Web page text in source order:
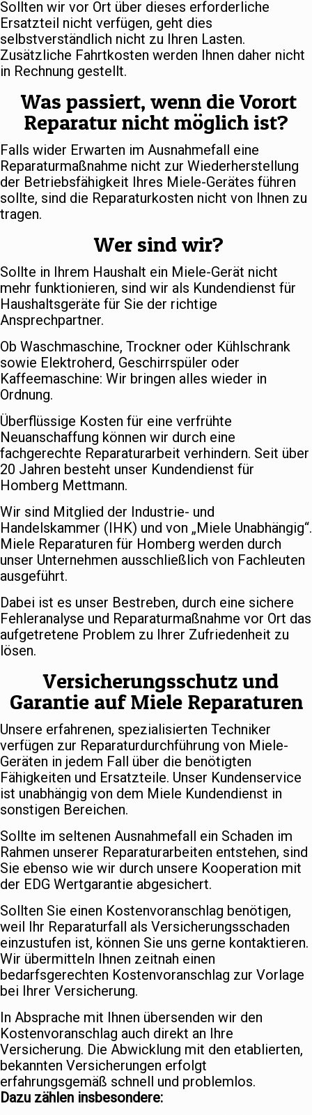
Sollten wir vor Ort über dieses erforderliche
Ersatzteil nicht verfügen, geht dies
selbstverständlich nicht zu Ihren Lasten.
Zusätzliche Fahrtkosten werden Ihnen daher nicht
in Rechnung gestellt.
Was passiert, wenn die Vorort
Reparatur nicht möglich ist?
Falls wider Erwarten im Ausnahmefall eine
Reparaturmaßnahme nicht zur Wiederherstellung
der Betriebsfähigkeit Ihres Miele-Gerätes führen
sollte, sind die Reparaturkosten nicht von Ihnen zu
tragen.
Wer sind wir?
Sollte in Ihrem Haushalt ein Miele-Gerät nicht
mehr funktionieren, sind wir als Kundendienst für
Haushaltsgeräte für Sie der richtige
Ansprechpartner.
Ob Waschmaschine, Trockner oder Kühlschrank
sowie Elektroherd, Geschirrspüler oder
Kaffeemaschine: Wir bringen alles wieder in
Ordnung.
Überflüssige Kosten für eine verfrühte
Neuanschaffung können wir durch eine
fachgerechte Reparaturarbeit verhindern. Seit über
20 Jahren besteht unser Kundendienst für
Homberg Mettmann.
Wir sind Mitglied der Industrie- und
Handelskammer (IHK) und von „Miele Unabhängig“.
Miele Reparaturen für Homberg werden durch
unser Unternehmen ausschließlich von Fachleuten
ausgeführt.
Dabei ist es unser Bestreben, durch eine sichere
Fehleranalyse und Reparaturmaßnahme vor Ort das
aufgetretene Problem zu Ihrer Zufriedenheit zu
lösen.
Versicherungsschutz und
Garantie auf Miele Reparaturen
Unsere erfahrenen, spezialisierten Techniker
verfügen zur Reparaturdurchführung von Miele-
Geräten in jedem Fall über die benötigten
Fähigkeiten und Ersatzteile. Unser Kundenservice
ist unabhängig von dem Miele Kundendienst in
sonstigen Bereichen.
Sollte im seltenen Ausnahmefall ein Schaden im
Rahmen unserer Reparaturarbeiten entstehen, sind
Sie ebenso wie wir durch unsere Kooperation mit
der EDG Wertgarantie abgesichert.
Sollten Sie einen Kostenvoranschlag benötigen,
weil Ihr Reparaturfall als Versicherungsschaden
einzustufen ist, können Sie uns gerne kontaktieren.
Wir übermitteln Ihnen zeitnah einen
bedarfsgerechten Kostenvoranschlag zur Vorlage
bei Ihrer Versicherung.
In Absprache mit Ihnen übersenden wir den
Kostenvoranschlag auch direkt an Ihre
Versicherung. Die Abwicklung mit den etablierten,
bekannten Versicherungen erfolgt
erfahrungsgemäß schnell und problemlos.
Dazu zählen insbesondere: